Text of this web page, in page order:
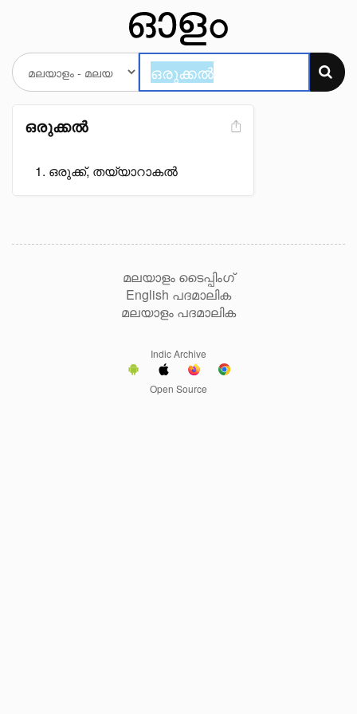
ഒരുക്കൽ
ഒരുക്ക്, തയ്യാറാകൽ
മലയാളം ടൈപ്പിംഗ്
English പദമാലിക
മലയാളം പദമാലിക
Indic Archive
Open Source